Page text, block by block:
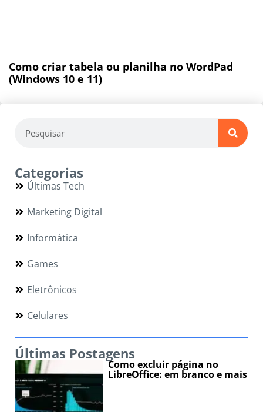
Como criar tabela ou planilha no WordPad
(Windows 10 e 11)
Categorias
Últimas Tech
Marketing Digital
Informática
Games
Eletrônicos
Celulares
Últimas Postagens
Como excluir página no
LibreOffice: em branco e mais